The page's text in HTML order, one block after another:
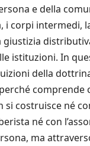
e della
i corpi intermedi,
giustizia
istituzioni. In
della
comprende
si costruisce né
né con
ma